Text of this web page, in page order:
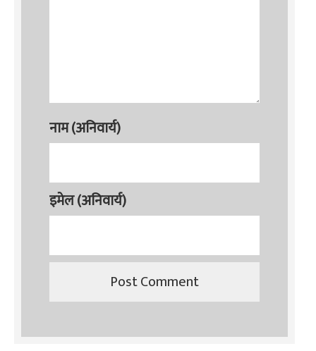
नाम (अनिवार्य)
इमेल (अनिवार्य)